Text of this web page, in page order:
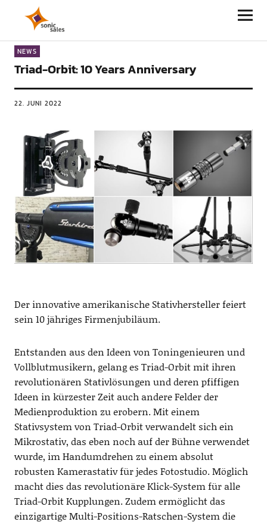
Sonic Sales
NEWS
Triad-Orbit: 10 Years Anniversary
22. JUNI 2022
Der innovative amerikanische Stativhersteller feiert
sein 10 jähriges Firmenjubiläum.
Entstanden aus den Ideen von Toningenieuren und
Vollblutmusikern, gelang es Triad-Orbit mit ihren
revolutionären Stativlösungen und deren pfiffigen
Ideen in kürzester Zeit auch andere Felder der
Medienproduktion zu erobern. Mit einem
Stativsystem von Triad-Orbit verwandelt sich ein
Mikrostativ, das eben noch auf der Bühne verwendet
wurde, im Handumdrehen zu einem absolut
robusten Kamerastativ für jedes Fotostudio. Möglich
macht dies das revolutionäre Klick-System für alle
Triad-Orbit Kupplungen. Zudem ermöglicht das
einzigartige Multi-Positions-Ratschen-System die